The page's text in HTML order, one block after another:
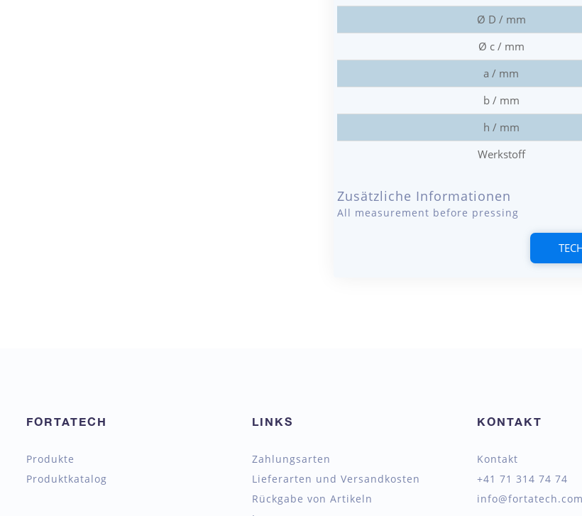
Ø D / mm
Ø c / mm
a / mm
b / mm
h / mm
Werkstoff
Zusätzliche Informationen
All measurement before pressing
FORTATECH
Produkte
Produktkatalog
LINKS
Zahlungsarten
Lieferarten und Versandkosten
Rückgabe von Artikeln
KONTAKT
Kontakt
+41 71 314 74 74
info@fortatech.com